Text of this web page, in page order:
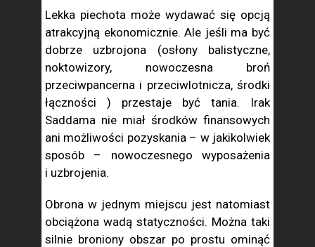
Lekka piechota może wydawać się opcją
atrakcyjną ekonomicznie. Ale jeśli ma być
dobrze uzbrojona (osłony balistyczne,
noktowizory, nowoczesna broń
przeciwpancerna i przeciwlotnicza, środki
łączności ) przestaje być tania. Irak
Saddama nie miał środków finansowych
ani możliwości pozyskania – w jakikolwiek
sposób – nowoczesnego wyposażenia
i uzbrojenia.
Obrona w jednym miejscu jest natomiast
obciążona wadą statyczności. Można taki
silnie broniony obszar po prostu ominąć